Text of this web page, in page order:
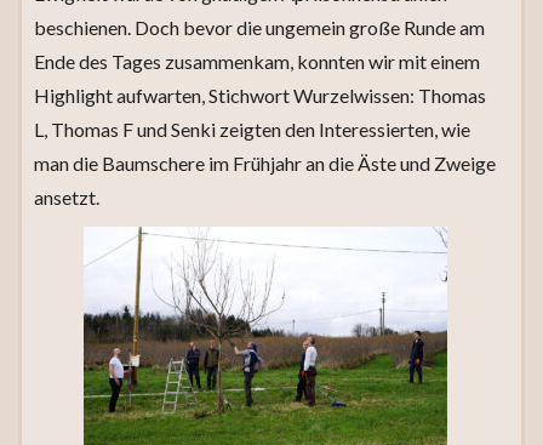
beschienen. Doch bevor die ungemein große Runde am
Ende des Tages zusammenkam, konnten wir mit einem
Highlight aufwarten, Stichwort Wurzelwissen: Thomas
L, Thomas F und Senki zeigten den Interessierten, wie
man die Baumschere im Frühjahr an die Äste und Zweige
ansetzt.